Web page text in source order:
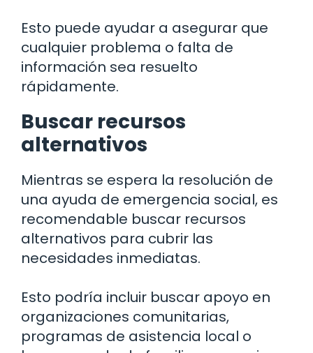
Esto puede ayudar a asegurar que
cualquier problema o falta de
información sea resuelto
rápidamente.
Buscar recursos
alternativos
Mientras se espera la resolución de
una ayuda de emergencia social, es
recomendable buscar recursos
alternativos para cubrir las
necesidades inmediatas.
Esto podría incluir buscar apoyo en
organizaciones comunitarias,
programas de asistencia local o